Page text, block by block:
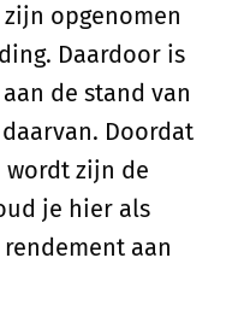
opgenomen
Daardoor is
de stand van
Doordat
wordt zijn de
je hier als
aan